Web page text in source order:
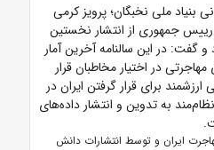
بنیاد ملی نخبگان؛پرویز کرمی
جمهوری از انتشار نخستین
و گفت: در این سالنامه آخرین آمار
در اختیار مخاطبان قرار
ارزشمند برای قرار گرفتن ایران در
به تدوین و انتشار داده‌های
ایران و توسط انتشارات دانش